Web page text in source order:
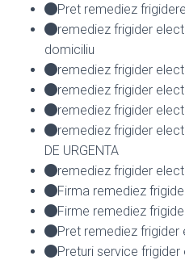
Pret remediez
remediez frigider
domiciliu
remediez frigider
remediez frigider
remediez frigider
remediez frigider
DE URGENTA
remediez frigider
Firma remediez
Firme remediez
Pret remediez frigider
Preturi service frigider